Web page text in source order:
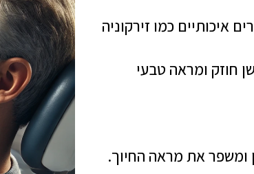
איכותיים כמו זירקוניה
חוזק ומראה טבעי
ומשפר את מראה החיוך.